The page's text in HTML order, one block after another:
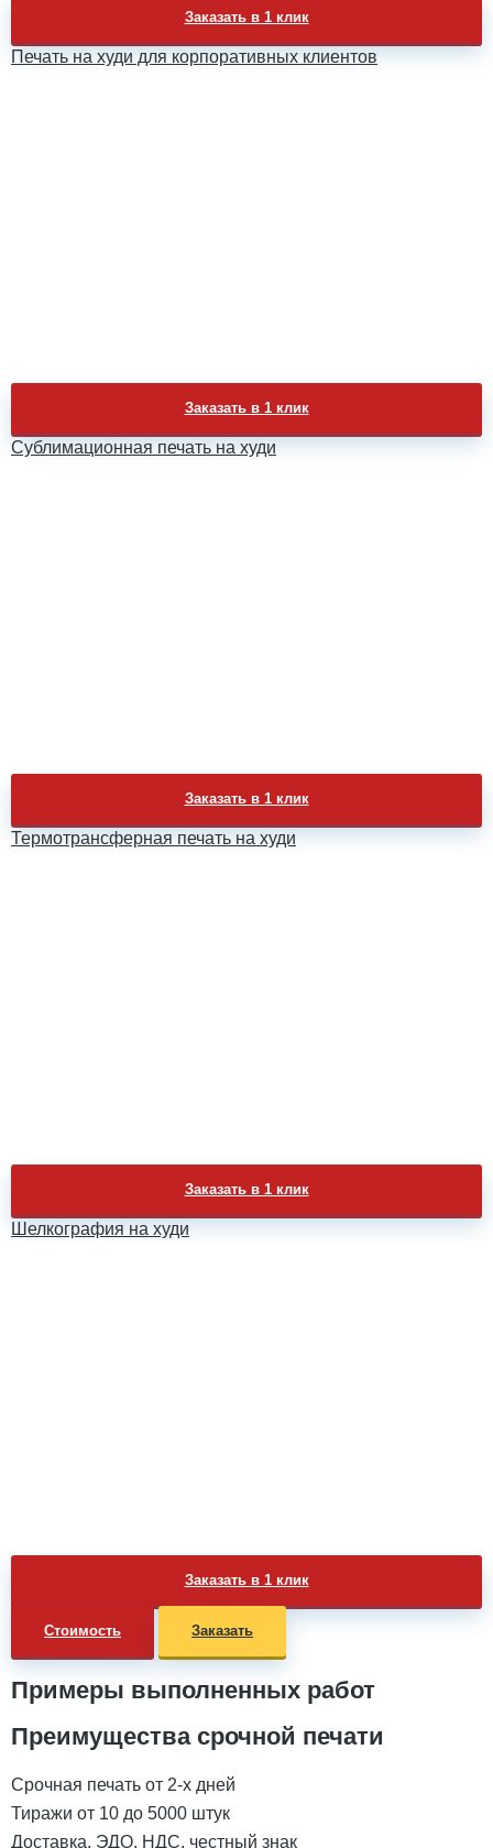
Заказать в 1 клик
Печать на худи для корпоративных клиентов
Заказать в 1 клик
Сублимационная печать на худи
Заказать в 1 клик
Термотрансферная печать на худи
Заказать в 1 клик
Шелкография на худи
Заказать в 1 клик
Стоимость Заказать
Примеры выполненных работ
Преимущества срочной печати
Срочная печать от 2-х дней
Тиражи от 10 до 5000 штук
Доставка, ЭДО, НДС, честный знак